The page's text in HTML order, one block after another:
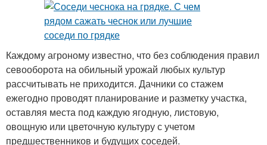
Каждому агроному известно, что без соблюдения правил
севооборота на обильный урожай любых культур
рассчитывать не приходится. Дачники со стажем
ежегодно проводят планирование и разметку участка,
оставляя места под каждую ягодную, листовую,
овощную или цветочную культуру с учетом
предшественников и будущих соседей.